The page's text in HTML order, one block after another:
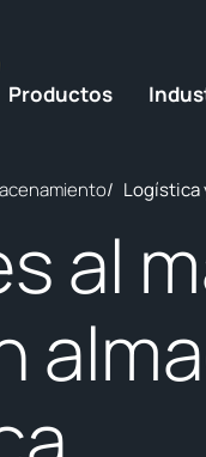
Productos
/ Logística
al